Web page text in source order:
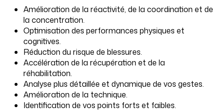
Amélioration de la réactivité, de la coordination et de
la concentration.
Optimisation des performances physiques et
cognitives.
Réduction du risque de blessures.
Accélération de la récupération et de la
réhabilitation.
Analyse plus détaillée et dynamique de vos gestes.
Amélioration de la technique.
Identification de vos points forts et faibles.